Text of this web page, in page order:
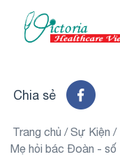
Chia sẻ
Trang chủ /Sự Kiện /
Mẹ hỏi bác Đoàn - số